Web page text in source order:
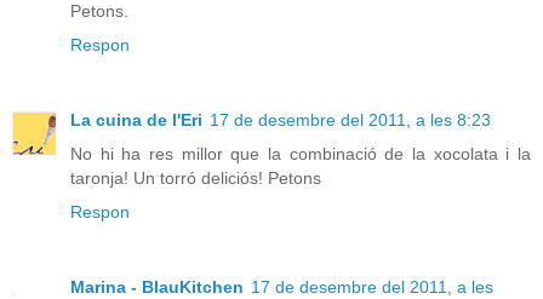
Petons.
Respon
La cuina de l'Eri 17 de desembre del 2011, a les 8:23
No hi ha res millor que la combinació de la xocolata i la
taronja! Un torró deliciós! Petons
Respon
Marina - BlauKitchen 17 de desembre del 2011, a les